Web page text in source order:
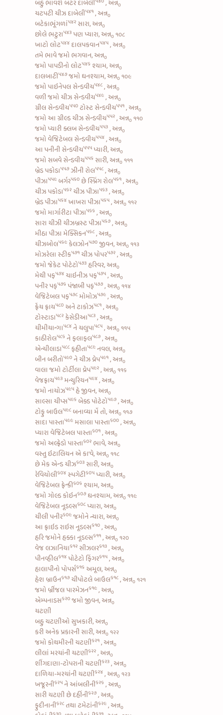
બહુ ભાવશે બટર દાબેલી , અન્ન૦
ચટપટી ચીઝ દાબેલી૫૪૧ , અન્ન૦
બટેકાભૂંગળાં૫૪૨ સારા, અન્ન૦
છોલે ભટુરા૫૪૩ પણ પ્યારા, અન્ન૦ ૧૦૮
ખાટો લોટ૫૪૪ દાલપકવાન૫૪૫ , અન્ન૦
તમે ભાવે જમો ભગવાન, અન્ન૦
જમોપાપડીનો લોટ૫૪૬ શ્યામ, અન્ન૦
દાલબાટી૫૪૭ જમો ઘનશ્યામ, અન્ન૦ ૧૦૯
જમોપાઇનેપલ સેન્ડવીચ૫૪૮ , અન્ન૦
વળી જમોચીઝ સેન્ડવીચ૫૪૯ , અન્ન૦
ગ્રીલ સેન્ડવીચ૫૫૦ ટોસ્ટ સેન્ડવીચ૫૫૧ , અન્ન૦
જમો આગ્રીલ્ડ ચીઝ સેન્ડવીચ૫૫૨ , અન્ન૦ ૧૧૦
જમો પ્યારીક્લબ સેન્ડવીચ૫૫૩ , અન્ન૦
જમોવેજિટેબલ સેન્ડવીચ૫૫૪ , અન્ન૦
આપનીની સેન્ડવીચ૫૫૫ પ્યારી, અન્ન૦
જમોસબવે સેન્ડવીચ૫૫૬ સારી, અન્ન૦ ૧૧૧
બ્રેડ પકોડા૫૫૭ ઝીની રોલ૫૫૮ , અન્ન૦
પીઝા૫૫૯ બર્ગર૫૬૦ છેસ્પ્રિંગ રોલ૫૬૧ , અન્ન૦
ચીઝ પકોડા૫૬૨ ચીઝ પીઝા૫૬૩ , અન્ન૦
બ્રેડ પીઝા૫૬૪ ખાખરા પીઝા૫૬૫ , અન્ન૦ ૧૧૨
જમોમાર્ગારીટા પીઝા૫૬૬ , અન્ન૦
સારાચીઝી ચીઝબ્રસ્ટ પીઝા૫૬૭ , અન્ન૦
મીઠા પીઝા મેક્સિકન૫૬૮ , અન્ન૦
ચીઝબોલ૫૬૯ કેલઝોન૫૭૦ જીવન, અન્ન૦ ૧૧૩
મોઝરેલા સ્ટીક૫૭૧ ચીઝ પોપર૫૭૨ , અન્ન૦
જમોજેકેટ પોટેટો૫૭૩ હરિવર, અન્ન૦
મેથી પફ૫૭૪ ચાઇનીઝ પફ૫૭૫ , અન્ન૦
પનીર પફ૫૭૬ પંજાબી પફ૫૭૭ , અન્ન૦ ૧૧૪
વેજિટેબલ પફ૫૭૮ મોમોઝ૫૭૯ , અન્ન૦
ફ્રેંચ ફ્રાય૫૮૦ અનેટાકોઝ૫૮૧ , અન્ન૦
ટોસ્ટાડા૫૮૨ કેસેડીઆ૫૮૩ , અન્ન૦
ચીમીચાન્ગા૫૮૪ નેચલુપા૫૮૫ , અન્ન૦ ૧૧૫
કાઠીરોલ૫૮૬ ને ફલાફલ૫૮૭ , અન્ન૦
એન્ચીલાડા૫૮૮ ફહીતા૫૮૯ નવલ, અન્ન૦
બીન બરીતો૫૯૦ નેચીઝ વ્રેપ૫૯૧ , અન્ન૦
વાલા જમોટોર્ટીલા વ્રેપ૫૯૨ , અન્ન૦ ૧૧૬
વેજફ્રાય૫૯૩ મન્ચુરિયન૫૯૪ , અન્ન૦
જમોનાચોઝ૫૯૫ હે જીવન, અન્ન૦
સાલ્સા ચીપ્સ૫૯૬ બેક્ડ પોટેટો૫૯૭ , અન્ન૦
ટોફુ બાઉલ૫૯૮ બનાવ્યા મેં તો, અન્ન૦ ૧૧૭
સાદા પાસ્તા૫૯૯ મસાલા પાસ્તા૬૦૦ , અન્ન૦
પ્યારાવેજિટેબલ પાસ્તા૬૦૧ , અન્ન૦
જમોઅલ્ફ્રેડો પાસ્તા૬૦૨ ભાવે, અન્ન૦
વસ્તુ ઇટાલિયન એ કા’વે, અન્ન૦ ૧૧૮
છેમેક એન્ડ ચીઝ૬૦૩ સારી, અન્ન૦
રેવિયોલી૬૦૪ સ્પગેટી૬૦૫ પ્યારી, અન્ન૦
વેજિટેબલ ફ્રેન્કી૬૦૬ શ્યામ, અન્ન૦
જમોગોલ્ડ કોઇન૬૦૭ ઘનશ્યામ, અન્ન૦ ૧૧૯
વેજિટેબલ નૂડલ્સ૬૦૮ પ્યારા, અન્ન૦
ચીલી પનીર૬૦૯ જમોને ન્યારા, અન્ન૦
આફ્રાઇડ રાઇસ નૂડલ્સ૬૧૦ , અન્ન૦
હરિ જમોનેહક્કા નૂડલ્સ૬૧૧ , અન્ન૦ ૧૨૦
વેજ લઝાનિયા૬૧૨ સીઝલર૬૧૩ , અન્ન૦
પીનવ્હીલ૬૧૪ પોટેટો ફિંગર૬૧૫ , અન્ન૦
હાલાપીનો પોપર્સ૬૧૬ અમૂલ, અન્ન૦
હેશ બ્રાઉન૬૧૭ ચીપોટલે બાઉલ૬૧૮ , અન્ન૦ ૧૨૧
જમો બ્રીંજલ પારમેઝન૬૧૯ , અન્ન૦
એમ્પનાડસ૬૨૦ જમો જીવન, અન્ન૦
ચટણી
બહુ ચટણીઓ સુખકારી, અન્ન૦
કરી અનેક પ્રકારની સારી, અન્ન૦ ૧૨૨
જમો કોથમીરની ચટણી૬૨૧ , અન્ન૦
લીલાં મરચાંની ચટણી૬૨૨ , અન્ન૦
શીંગદાણા-ટોપરાની ચટણી૬૨૩ , અન્ન૦
દાળિયા-મરચાંની ચટણી૬૨૪ , અન્ન૦ ૧૨૩
ખજૂરની૬૨૫ નેઆંબલીની૬૨૬ , અન્ન૦
સારીચટણી છે દહીંની૬૨૭ , અન્ન૦
ફુદીનાની૬૨૮ તથાટમેટાંની૬૨૯ , અન્ન૦